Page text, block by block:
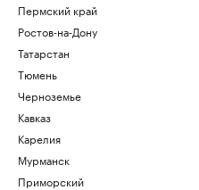
Пермский край
Ростов-на-Дону
Татарстан
Тюмень
Черноземье
Кавказ
Карелия
Мурманск
Приморский